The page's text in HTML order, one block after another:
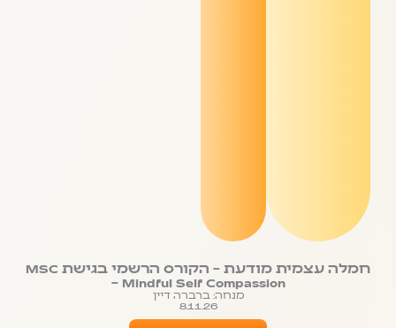
חמלה עצמית מודעת – הקורס הרשמי בגישת MSC
– Mindful Self Compassion
מנחה: ברברה דיין
8.11.26